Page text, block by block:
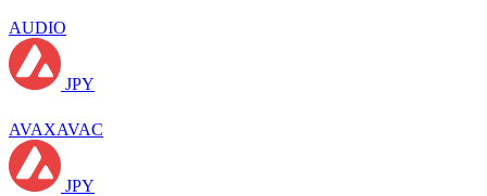
AUDIO
JPY
AVAXAVAC
JPY